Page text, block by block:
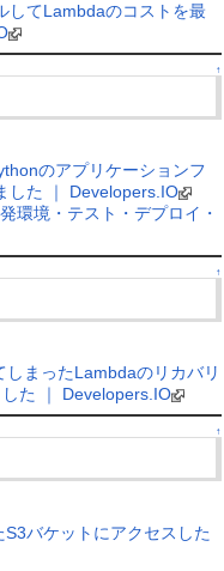
してLambdaのコストを最
↑
のアプリケーションフ
した ｜ Developers.IO
環境・テスト・デプロイ・
↑
まったLambdaのリカバリ
た ｜ Developers.IO
↑
バケットにアクセスした